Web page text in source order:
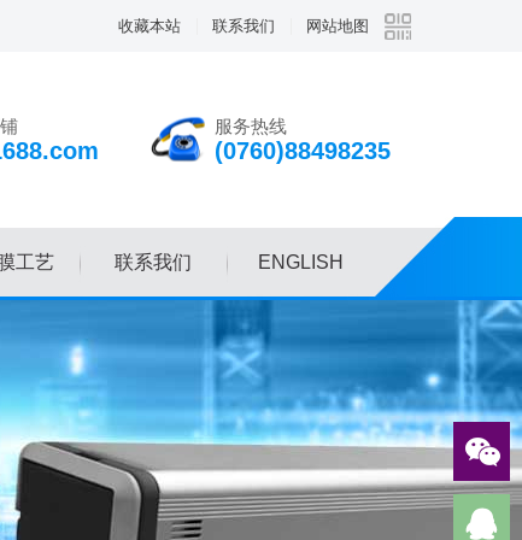
收藏本站 联系我们 网站地图
服务热线
(0760)88498235
工艺 联系我们 ENGLISH